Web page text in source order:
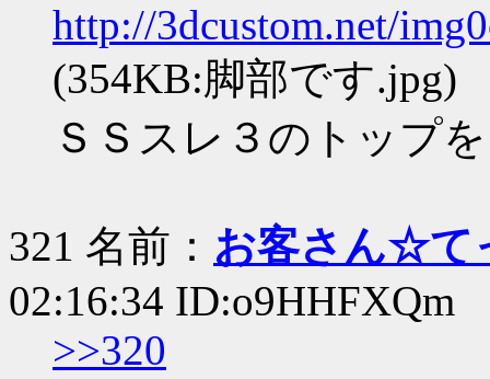
http://3dcustom.net/
(354KB:脚部です.jpg)
ＳＳスレ３のトップ
321 名前： お客さん☆て
02:16:34 ID:o9HHFXQm
>>320